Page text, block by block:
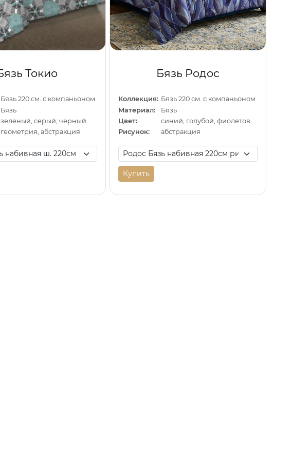
Токио
Бязь 220 см. с компаньоном
Бязь
зеленый, серый, черный
геометрия, абстракция
Бязь Родос
Коллекция: Бязь 220 см. с компаньоном
Материал:
Бязь
Цвет:
синий, голубой, фиолетовый
Рисунок:
абстракция
Купить